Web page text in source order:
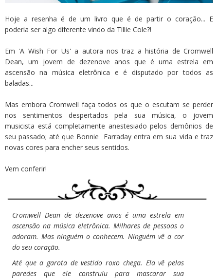
Hoje a resenha é de um livro que é de partir o coração... E
poderia ser algo diferente vindo da Tillie Cole?!
Em 'A Wish For Us' a autora nos traz a história de Cromwell
Dean, um jovem de dezenove anos que é uma estrela em
ascensão na música eletrônica e é disputado por todos as
baladas...
Mas embora Cromwell faça todos os que o escutam se perder
nos sentimentos despertados pela sua música, o jovem
musicista está completamente anestesiado pelos demônios de
seu passado; até que Bonnie Farraday entra em sua vida e traz
novas cores para encher seus sentidos.
Vem conferir!
Cromwell Dean de dezenove anos é uma estrela em
ascensão na música eletrônica. Milhares de pessoas o
adoram. Mas ninguém o conhecem. Ninguém vê a cor
do seu coração.
Até que a garota de vestido roxo chega. Ela vê pelas
paredes que ele construiu para mascarar sua